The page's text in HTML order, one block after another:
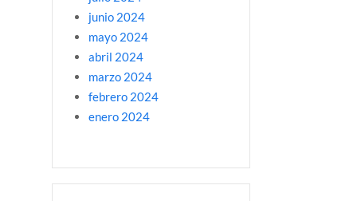
junio 2024
mayo 2024
abril 2024
marzo 2024
febrero 2024
enero 2024